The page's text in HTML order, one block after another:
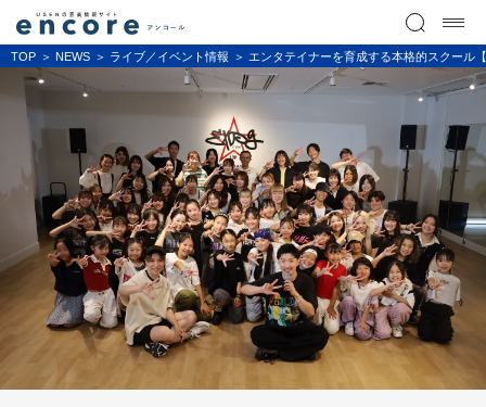
TOP NEWS ライブ／イベント情報 エンタテイナーを育成する本格的スクール